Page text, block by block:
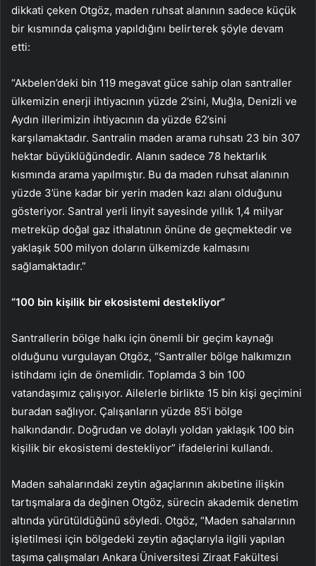
dikkati çeken Otgöz, maden ruhsat alanının sadece küçük
bir kısmında çalışma yapıldığını belirterek şöyle devam
etti:
“Akbelen’deki bin 119 megavat güce sahip olan santraller
ülkemizin enerji ihtiyacının yüzde 2’sini, Muğla, Denizli ve
Aydın illerimizin ihtiyacının da yüzde 62’sini
karşılamaktadır. Santralin maden arama ruhsatı 23 bin 307
hektar büyüklüğündedir. Alanın sadece 78 hektarlık
kısmında arama yapılmıştır. Bu da maden ruhsat alanının
yüzde 3’üne kadar bir yerin maden kazı alanı olduğunu
gösteriyor. Santral yerli linyit sayesinde yıllık 1,4 milyar
metreküp doğal gaz ithalatının önüne de geçmektedir ve
yaklaşık 500 milyon doların ülkemizde kalmasını
sağlamaktadır.”
“100 bin kişilik bir ekosistemi destekliyor”
Santrallerin bölge halkı için önemli bir geçim kaynağı
olduğunu vurgulayan Otgöz, “Santraller bölge halkımızın
istihdamı için de önemlidir. Toplamda 3 bin 100
vatandaşımız çalışıyor. Ailelerle birlikte 15 bin kişi geçimini
buradan sağlıyor. Çalışanların yüzde 85’i bölge
halkındandır. Doğrudan ve dolaylı yoldan yaklaşık 100 bin
kişilik bir ekosistemi destekliyor” ifadelerini kullandı.
Maden sahalarındaki zeytin ağaçlarının akıbetine ilişkin
tartışmalara da değinen Otgöz, sürecin akademik denetim
altında yürütüldüğünü söyledi. Otgöz, “Maden sahalarının
işletilmesi için bölgedeki zeytin ağaçlarıyla ilgili yapılan
taşıma çalışmaları Ankara Üniversitesi Ziraat Fakültesi